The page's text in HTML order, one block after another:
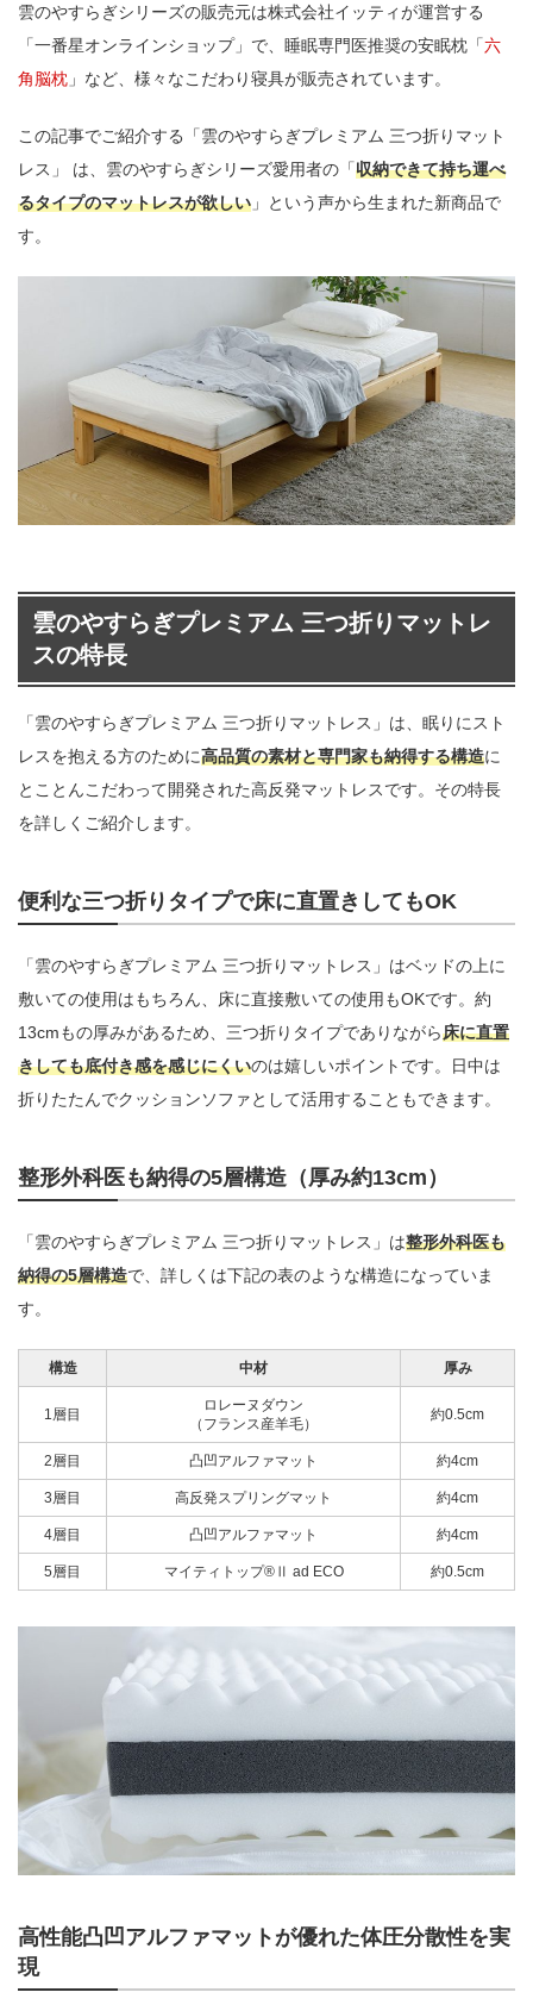
雲のやすらぎシリーズの販売元は株式会社イッティが運営する
「一番星オンラインショップ」で、睡眠専門医推奨の安眠枕「六
角脳枕 」など、様々なこだわり寝具が販売されています。
この記事でご紹介する「雲のやすらぎプレミアム 三つ折りマット
レス」 は、雲のやすらぎシリーズ愛用者の「収納できて持ち運べ
るタイプのマットレスが欲しい 」という声から生まれた新商品で
す。
雲のやすらぎプレミアム 三つ折りマットレ
スの特長
「雲のやすらぎプレミアム 三つ折りマットレス」は、眠りにスト
レスを抱える方のために高品質の素材と専門家も納得する構造に
とことんこだわって開発された高反発マットレスです。その特長
を詳しくご紹介します。
便利な三つ折りタイプで床に直置きしてもOK
「雲のやすらぎプレミアム 三つ折りマットレス」はベッドの上に
敷いての使用はもちろん、床に直接敷いての使用もOKです。約
13cmもの厚みがあるため、三つ折りタイプでありながら床に直置
きしても底付き感を感じにくいのは嬉しいポイントです。日中は
折りたたんでクッションソファとして活用することもできます。
整形外科医も納得の5層構造（厚み約13cm）
「雲のやすらぎプレミアム 三つ折りマットレス」は整形外科医も
納得の5層構造で、詳しくは下記の表のような構造になっていま
す。
構造 中材 厚み
1層目
ロレーヌダウン
（フランス産羊毛）
約0.5cm
2層目 凸凹アルファマット 約4cm
3層目 高反発スプリングマット 約4cm
4層目 凸凹アルファマット 約4cm
5層目 マイティトップ®Ⅱ ad ECO 約0.5cm
高性能凸凹アルファマットが優れた体圧分散性を実
現